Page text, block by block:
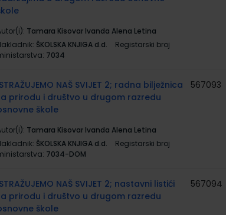
Tamara Kisovar Ivanda Alena Letina
ŠKOLSKA KNJIGA d.d.
Registarski broj
7034
NAŠ SVIJET 2; radna bilježnica
prirodu i društvo u drugom razredu
škole
Tamara Kisovar Ivanda Alena Letina
ŠKOLSKA KNJIGA d.d.
Registarski broj
7034-DOM
567093
NAŠ SVIJET 2; nastavni listići
prirodu i društvo u drugom razredu
škole
567094